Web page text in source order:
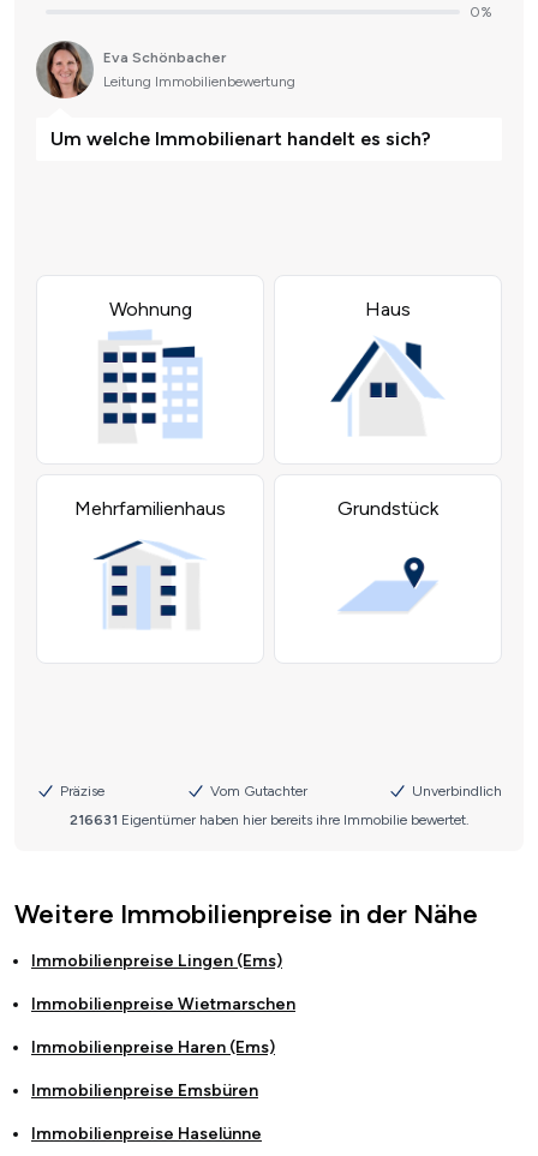
Weitere Immobilienpreise in der Nähe
Immobilienpreise Lingen (Ems)
Immobilienpreise Wietmarschen
Immobilienpreise Haren (Ems)
Immobilienpreise Emsbüren
Immobilienpreise Haselünne